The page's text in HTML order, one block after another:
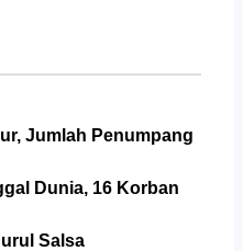
Jumlah Penumpang
Dunia, 16 Korban
Salsa